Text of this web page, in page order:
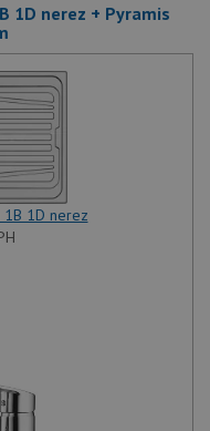
1D nerez + Pyramis
1B 1D nerez